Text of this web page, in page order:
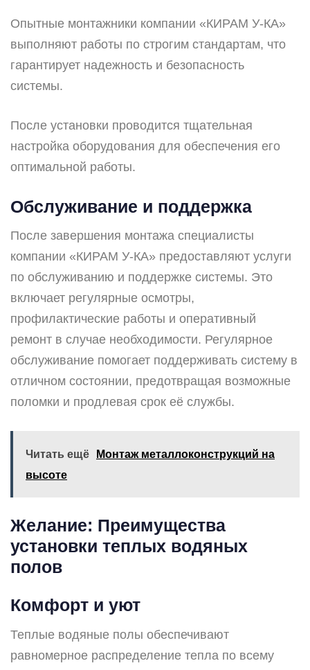
Опытные монтажники компании «КИРАМ У-КА»
выполняют работы по строгим стандартам, что
гарантирует надежность и безопасность
системы.
После установки проводится тщательная
настройка оборудования для обеспечения его
оптимальной работы.
Обслуживание и поддержка
После завершения монтажа специалисты
компании «КИРАМ У-КА» предоставляют услуги
по обслуживанию и поддержке системы. Это
включает регулярные осмотры,
профилактические работы и оперативный
ремонт в случае необходимости. Регулярное
обслуживание помогает поддерживать систему в
отличном состоянии, предотвращая возможные
поломки и продлевая срок её службы.
Читать ещё
Монтаж металлоконструкций на
высоте
Желание: Преимущества
установки теплых водяных
полов
Комфорт и уют
Теплые водяные полы обеспечивают
равномерное распределение тепла по всему